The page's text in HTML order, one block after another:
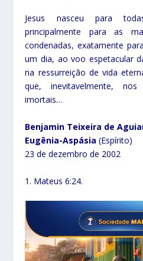
Jesus nasceu para
principalmente para as
condenadas, exatamente
um dia, ao voo espetacular
na ressurreição de vida
que, inevitavelmente,
imortais…
Benjamin Teixeira de
Eugênia-Aspásia (Espírito)
23 de dezembro de 2002
1. Mateus 6:24.